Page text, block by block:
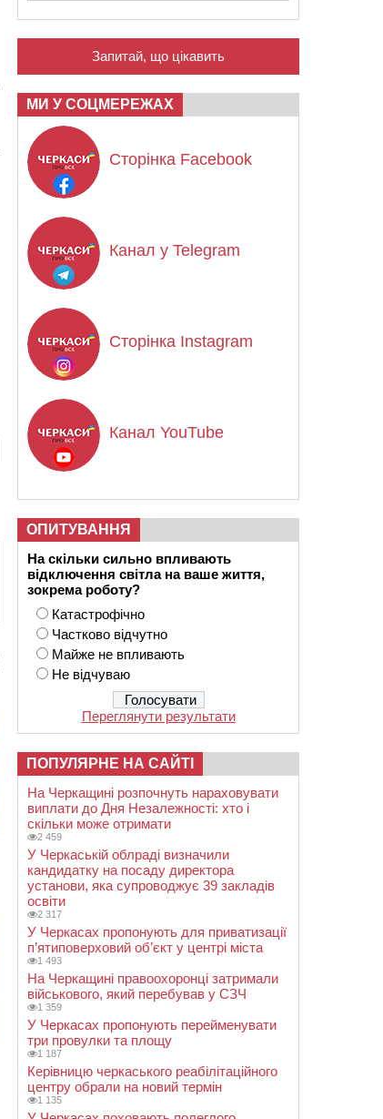
Запитай, що цікавить
МИ У СОЦМЕРЕЖАХ
Сторінка Facebook
Канал у Telegram
Сторінка Instagram
Канал YouTube
ОПИТУВАННЯ
На скільки сильно впливають
відключення світла на ваше життя,
зокрема роботу?
Катастрофічно
Частково відчутно
Майже не впливають
Не відчуваю
Переглянути результати
ПОПУЛЯРНЕ НА САЙТІ
На Черкащині розпочнуть нараховувати
виплати до Дня Незалежності: хто і
скільки може отримати
2 459
У Черкаській облраді визначили
кандидатку на посаду директора
установи, яка супроводжує 39 закладів
освіти
2 317
У Черкасах пропонують для приватизації
п’ятиповерховий об’єкт у центрі міста
1 493
На Черкащині правоохоронці затримали
військового, який перебував у СЗЧ
1 359
У Черкасах пропонують перейменувати
три провулки та площу
1 187
Керівницю черкаського реабілітаційного
центру обрали на новий термін
1 135